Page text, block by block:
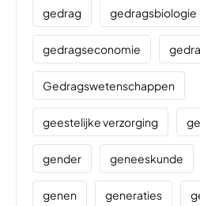
gedrag gedragsbiologie
gedragseconomie
Gedragswetenschappen
geestelijke verzorging
gender geneeskunde
genen generaties